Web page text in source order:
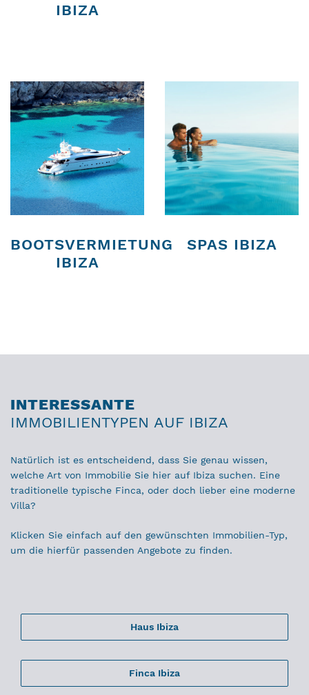
IBIZA
BOOTSVERMIETUNG
IBIZA
SPAS IBIZA
INTERESSANTE
IMMOBILIENTYPEN AUF IBIZA
Natürlich ist es entscheidend, dass Sie genau wissen,
welche Art von Immobilie Sie hier auf Ibiza suchen. Eine
traditionelle typische Finca, oder doch lieber eine moderne
Villa?
Klicken Sie einfach auf den gewünschten Immobilien-Typ,
um die hierfür passenden Angebote zu finden.
Haus Ibiza
Finca Ibiza